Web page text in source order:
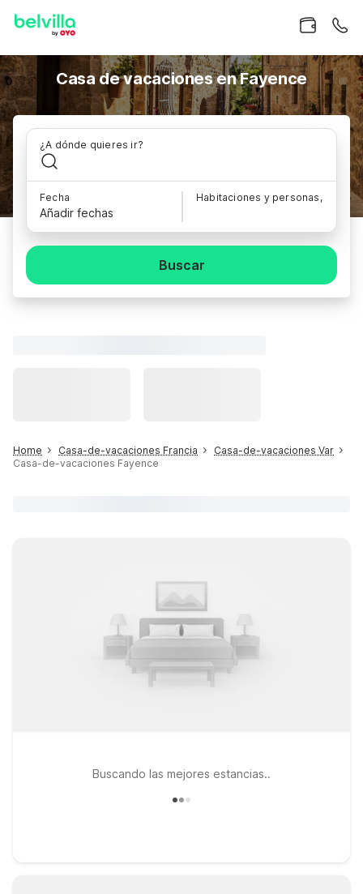
Casa de vacaciones en Fayence
¿A dónde quieres ir?
Fecha
Añadir fechas
Habitaciones y personas,
Buscar
Home Casa-de-vacaciones Francia
Casa-de-vacaciones Var
Casa-de-vacaciones Fayence
Buscando las mejores estancias..